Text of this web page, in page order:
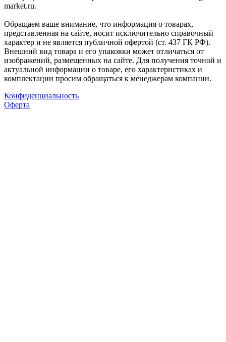
market.ru.
Обращаем ваше внимание, что информация о товарах,
представленная на сайте, носит исключительно справочный
характер и не является публичной офертой (ст. 437 ГК РФ).
Внешний вид товара и его упаковки может отличаться от
изображений, размещенных на сайте. Для получения точной и
актуальной информации о товаре, его характеристиках и
комплектации просим обращаться к менеджерам компании.
Конфиденциальность
Оферта